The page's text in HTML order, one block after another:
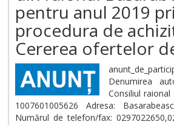
pentru anul 2019
procedura de
Cererea ofertelor
Denumirea
Consiliul raional
1007601005626 Adresa:
Numărul de telefon/fax: